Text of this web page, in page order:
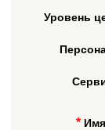
Уровень
Имя